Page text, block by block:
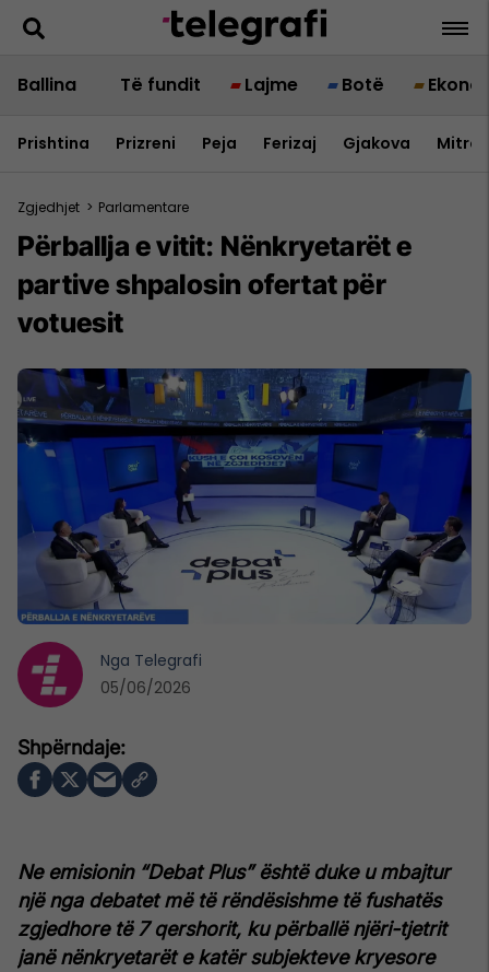
Ballina Të fundit Lajme Botë
Prishtina Prizreni Peja Ferizaj Gjakova
Zgjedhjet > Parlamentare
Përballja e vitit: Nënkryetarët e
partive shpalosin ofertat për
votuesit
Ne emisionin “Debat Plus” është duke u mbajtur
një nga debatet më të rëndësishme të fushatës
zgjedhore të 7 qershorit, ku përballë njëri-tjetrit
janë nënkryetarët e katër subjekteve kryesore
Nga Telegrafi
05/06/2026